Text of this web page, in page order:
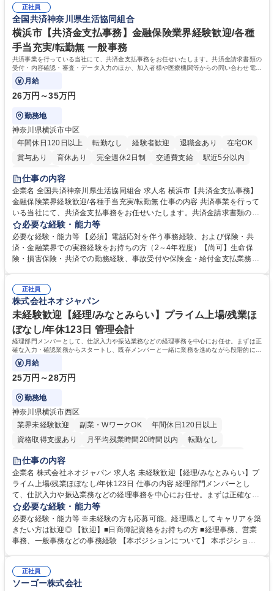
平均100件前後■メール・手紙：同上40件前後 募集職種 中野本社【お客様
相談室】お客様のお声をもとにより良い商品づくりへ貢献
すのでご安心ください。 【当社について】キリングループの広報機能を担
う会社として、お客様との出会いを大切にし、磨き上げたホスピタリティ
を込めてコミュニケーションをとりながら広報関連業務を行っておりま
す。 学歴・資格 学歴：大学院 大学 高専 短大 専修学校 高校 語学力： 資
格：
正社員
全国共済神奈川県生活協同組合
横浜市【共済金支払事務】金融保険業界経験歓迎/各種
手当充実/転勤無 一般事務
共済事業を行っている当社にて、共済金支払事務をお任せいたします。共済金請求書類の
受付・内容確認・審査・データ入力のほか、加入者様や医療機関等からの問い合わせ電話
対応や書類発送等を担当します。
月給
26万円～35万円
勤務地
神奈川県横浜市中区
年間休日120日以上
転勤なし 経験者歓迎 退職金あり
在宅OK
賞与あり
育休あり 完全週休2日制 交通費支給
駅近5分以内
土日祝休み
仕事の内容
企業名 全国共済神奈川県生活協同組合 求人名 横浜市【共済金支払事務】
金融保険業界経験歓迎/各種手当充実/転勤無 仕事の内容 共済事業を行って
いる当社にて、共済金支払事務をお任せいたします。共済金請求書類の受
付・内容確認・審査・データ入力のほか、加入者様や医療機関等からの問
い合わせ電話対応や書類発送等を担当します。 ■共済金請求書類の受付、
内容確認、および共済金支払に関する審査・事務処理業務全般を担当 ■専
用システムへのデータ入力、各種必要書類の作成・発送作業 ■加入者様や
指定する業務 募集職種 横浜市【共済金支払事務】金融保険業界経験歓迎/
各種手当充実/転勤無
必要な経験・能力等
必要な経験・能力等 【必須】電話応対を伴う事務経験、および保険・共
済・金融業界での実務経験をお持ちの方（2～4年程度）【尚可】生命保
険・損害保険・共済での勤務経験、事故受付や保険金・給付金支払業務経
務へのキャリアチェンジ希望者も大歓迎です！ 学歴・資格 学歴：大学院
大学 高専 短大 専修学校 高校 語学力： 資格：
正社員
株式会社ネオジャパン
未経験歓迎【経理/みなとみらい】プライム上場/残業ほ
ぼなし/年休123日 管理会計
経理部門メンバーとして、仕訳入力や振込業務などの経理事務を中心にお任せ。まずは正
確な入力・確認業務からスタートし、既存メンバーと一緒に業務を進めながら段階的に経
理知識を身につけていただきます。
月給
25万円～28万円
勤務地
神奈川県横浜市西区
業界未経験歓迎
副業・WワークOK
年間休日120日以上
資格取得支援あり
月平均残業時間20時間以内
転勤なし
未経験者歓迎
完全週休2日制
交通費支給 駅近5分以内 土日祝休み
服装自由
寮・社宅あり
仕事の内容
企業名 株式会社ネオジャパン 求人名 未経験歓迎【経理/みなとみらい】プ
ライム上場/残業ほぼなし/年休123日 仕事の内容 経理部門メンバーとし
て、仕訳入力や振込業務などの経理事務を中心にお任せ。まずは正確な入
力・確認業務からスタートし、既存メンバーと一緒に業務を進めながら段
階的に経理知識を身につけていただきます。 【具体的には】 ■社内稟議に
基づく仕訳入力 ■月末の振込業務 ■明細作成 ■伝票処理、記帳業務 ■既存
メンバーの業務サポート 【将来的には】 ■月次決算補助 ■四半期・年次決
想定です。 募集職種 未経験歓迎【経理/みなとみらい】プライム上場/残業
ほぼなし/年休123日
必要な経験・能力等
必要な経験・能力等 ※未経験の方も応募可能。経理職としてキャリアを築
きたい方は歓迎◎ 【歓迎】■日商簿記資格をお持ちの方 ■経理事務、営業
事務、一般事務などの事務経験 【本ポジションについて】 本ポジション
当し、3～5年をかけて月次決算・四半期決算・開示資料作成補助などへス
テップアップできます。また、残業は通常月ほぼなく、決算月でも10時間
正社員
ソーゴー株式会社